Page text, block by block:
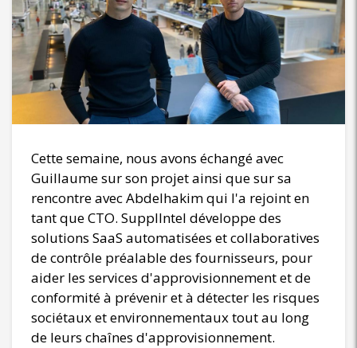
Cette semaine, nous avons échangé avec
Guillaume sur son projet ainsi que sur sa
rencontre avec Abdelhakim qui l'a rejoint en
tant que CTO. SupplIntel développe des
solutions SaaS automatisées et collaboratives
de contrôle préalable des fournisseurs, pour
aider les services d'approvisionnement et de
conformité à prévenir et à détecter les risques
sociétaux et environnementaux tout au long
de leurs chaînes d'approvisionnement.